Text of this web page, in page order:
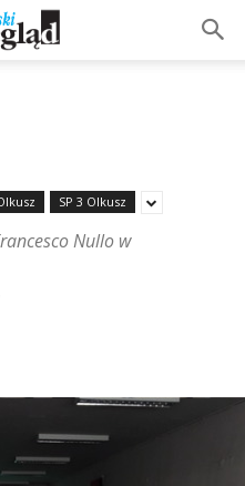
SP 3 Olkusz
Nullo w